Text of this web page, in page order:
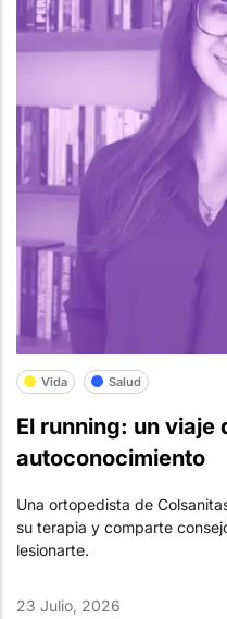
Vida Salud
El running: un viaje
autoconocimiento
Una ortopedista de
su terapia y comparte
lesionarte.
23 Julio, 2026